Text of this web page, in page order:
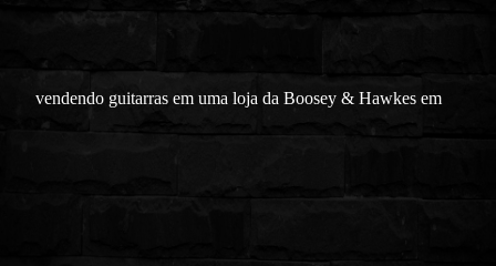
vendendo guitarras em uma loja da Boosey & Hawkes em